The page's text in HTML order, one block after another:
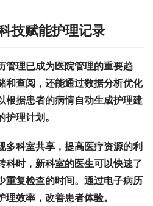
技赋能护理记录
管理已成为医院管理的重要趋
和查阅，还能通过数据分析优化
根据患者的病情自动生成护理建
理计划。
多科室共享，提高医疗资源的利
科时，新科室的医生可以快速了
重复检查的时间。通过电子病历
效率，改善患者体验。